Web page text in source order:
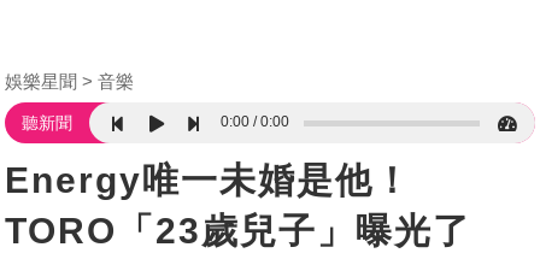
娛樂星聞 音樂
聽新聞 0:00 0:00
Energy唯一未婚是他！
TORO「23歲兒子」曝光了